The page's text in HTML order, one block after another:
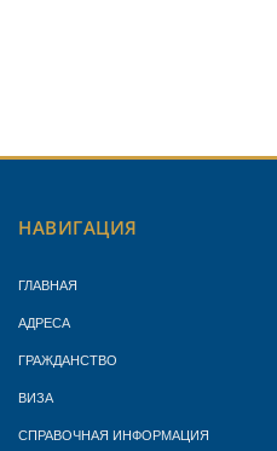
НАВИГАЦИЯ
ГЛАВНАЯ
АДРЕСА
ГРАЖДАНСТВО
ВИЗА
СПРАВОЧНАЯ ИНФОРМАЦИЯ